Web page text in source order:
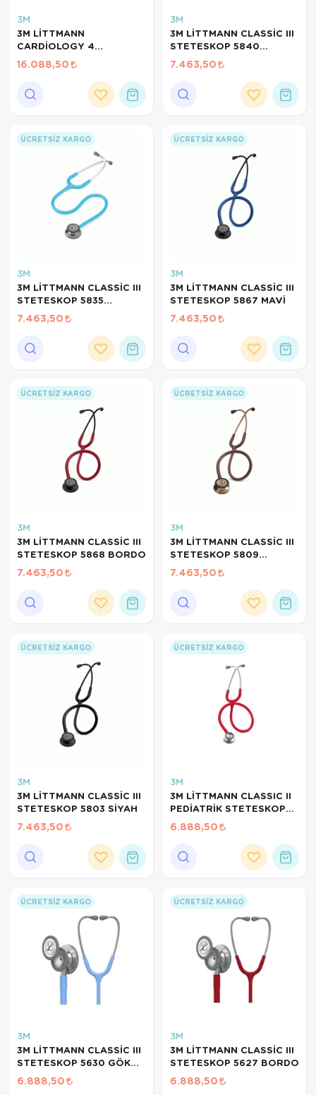
3M
3M LİTTMANN
CARDİOLOGY 4
STETESKOP 6152 SİYAH
16.088,50
3M
3M LİTTMANN CLASSİC III
STETESKOP 5840
ZÜMRÜT YEŞİ
7.463,50
ÜCRETSIZ KARGO
3M
3M LİTTMANN CLASSİC III
STETESKOP 5835
TURKUAZ
7.463,50
ÜCRETSIZ KARGO
3M
3M LİTTMANN CLASSİC III
STETESKOP 5867 MAVİ
7.463,50
ÜCRETSIZ KARGO
3M
3M LİTTMANN CLASSİC III
STETESKOP 5868 BORDO
7.463,50
ÜCRETSIZ KARGO
3M
3M LİTTMANN CLASSİC III
STETESKOP 5809
CHOCOLATE
7.463,50
ÜCRETSIZ KARGO
3M
3M LİTTMANN CLASSİC III
STETESKOP 5803 SİYAH
7.463,50
ÜCRETSIZ KARGO
3M
3M LİTTMANN CLASSIC II
PEDİATRİK STETESKOP
2113R RED
6.888,50
ÜCRETSIZ KARGO
3M
3M LİTTMANN CLASSİC III
STETESKOP 5630 GÖK
MAVİSİ
6.888,50
ÜCRETSIZ KARGO
3M
3M LİTTMANN CLASSİC III
STETESKOP 5627 BORDO
6.888,50